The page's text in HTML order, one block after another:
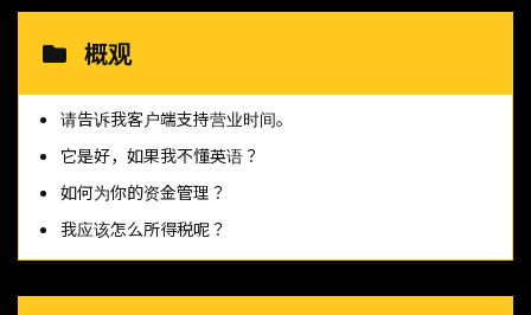
概观
请告诉我客户端支持营业时间。
它是好，如果我不懂英语？
如何为你的资金管理？
我应该怎么所得税呢？